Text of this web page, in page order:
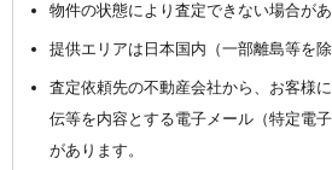
物件の状態により査定できない場合があ
提供エリアは日本国内（一部離島等を除
査定依頼先の不動産会社から、お客様
伝等を内容とする電子メール（特定電
があります。